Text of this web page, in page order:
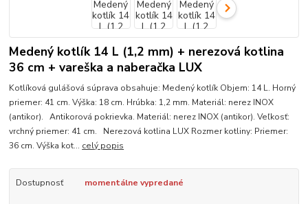
Medený kotlík 14 L (1,2 mm) + nerezová kotlina
36 cm + vareška a naberačka LUX
Kotlíková gulášová súprava obsahuje: Medený kotlík Objem: 14 L. Horný
priemer: 41 cm. Výška: 18 cm. Hrúbka: 1,2 mm. Materiál: nerez INOX
(antikor). Antikorová pokrievka. Materiál: nerez INOX (antikor). Veľkosť:
vrchný priemer: 41 cm. Nerezová kotlina LUX Rozmer kotliny: Priemer:
36 cm. Výška kot... celý popis
Dostupnosť momentálne vypredané